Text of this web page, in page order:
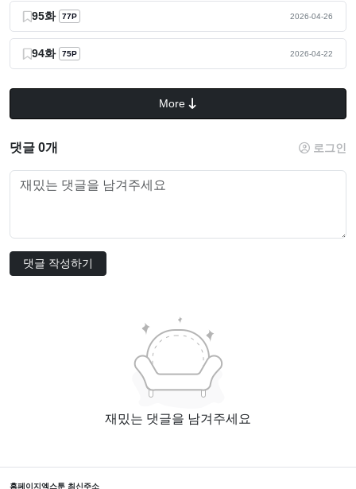
95화 77P 2026-04-26
94화 75P 2026-04-22
More
댓글 0개 로그인
댓글 작성하기
재밌는 댓글을 남겨주세요
홈페이지 엑스툰 최신주소